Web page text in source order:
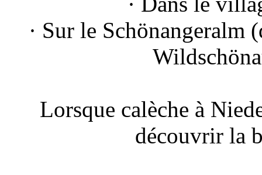
· Sur le Schönangeralm
Lorsque calèche à
découvrir la